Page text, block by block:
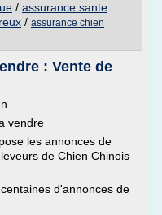
/ assurance sante
/ assurance chien
: Vente de
vendre
les annonces de
de Chien Chinois
d'annonces de